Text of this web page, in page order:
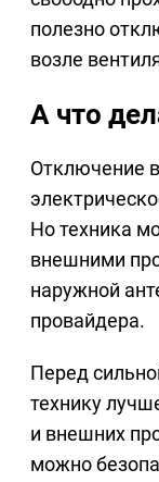
полезно
возле
А что
Отключение
Но техника
внешними
наружной
провайдера.
Перед
технику
и внешних
можно